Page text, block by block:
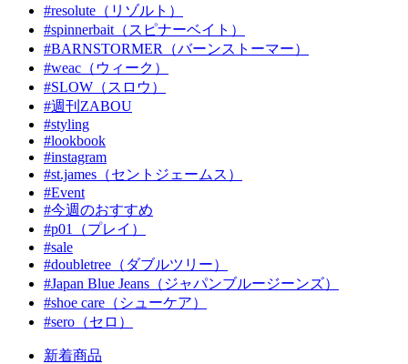
#resolute（リゾルト）
#spinnerbait（スピナーベイト）
#BARNSTORMER（バーンストーマー）
#weac（ウィーク）
#SLOW（スロウ）
#週刊ZABOU
#styling
#lookbook
#instagram
#st.james（セントジェームス）
#Event
#今週のおすすめ
#p01（プレイ）
#sale
#doubletree（ダブルツリー）
#Japan Blue Jeans（ジャパンブルージーンズ）
#shoe care（シューケア）
#sero（セロ）
新着商品